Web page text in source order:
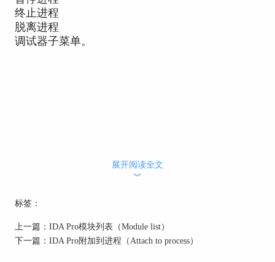
终止进程
脱离进程
调试器子菜单。
展开阅读全文
︾
标签：
上一篇： IDA Pro模块列表（Module list）
下一篇： IDA Pro附加到进程（Attach to process）